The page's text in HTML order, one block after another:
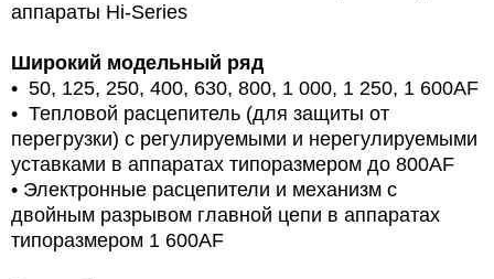
аппараты Hi-Series
Широкий модельный ряд
• 50, 125, 250, 400, 630, 800, 1 000, 1 250, 1 600AF
• Тепловой расцепитель (для защиты от
перегрузки) с регулируемыми и нерегулируемыми
уставками в аппаратах типоразмером до 800AF
• Электронные расцепители и механизм с
двойным разрывом главной цепи в аппаратах
типоразмером 1 600AF